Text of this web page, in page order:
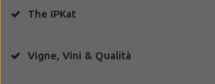
The IPKat
Vigne, Vini & Qualità